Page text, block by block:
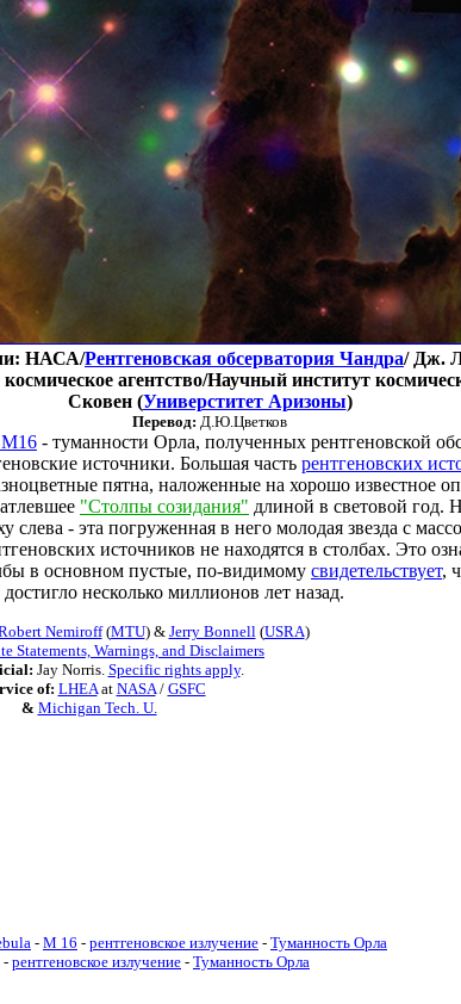
НАСА/Рентгеновская обсерватория Чандра/ Дж.
агентство/Научный институт
Сковен (Универститет Аризоны)
Перевод: Д.Ю.Цветков
- туманности Орла, полученных рентгеновской
источники. Большая часть рентгеновских
пятна, наложенные на хорошо известное
"Столпы созидания" длиной в световой год.
слева - эта погруженная в него молодая звезда с
источников не находятся в столбах. Это
в основном пустые, по-видимому свидетельствует,
достигло несколько миллионов лет назад.
Nemiroff(MTU) & Jerry Bonnell(USRA)
Statements, Warnings, and Disclaimers
Jay Norris. Specific rights apply.
of: LHEAat NASA/ GSFC
& Michigan Tech. U.
- M 16 - рентгеновское излучение - Туманность Орла
- рентгеновское излучение - Туманность Орла